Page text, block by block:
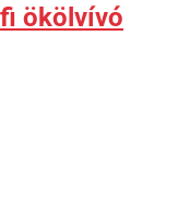
ökölvívó